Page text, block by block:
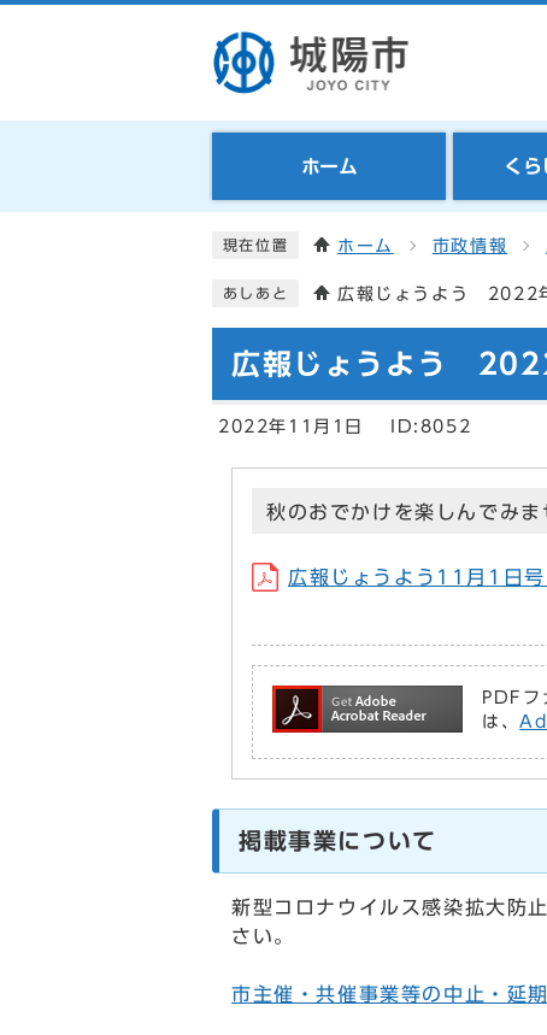
ホーム くら
現在位置 ホーム 市政情報
あしあと 広報じょうよう 2022
広報じょうよう
2022年11月1日 ID:8052
秋のおでかけを楽しんでみま
広報じょうよう11月1
PDFフ
は、
掲載事業について
新型コロナウイルス感染拡大防
さい。
市主催・共催事業等の中止・延